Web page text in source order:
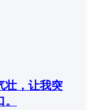
壮，让我突